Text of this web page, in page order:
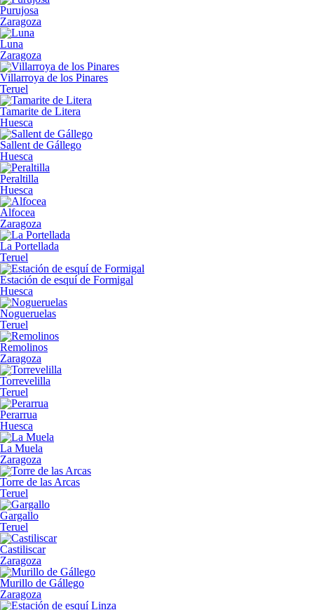
Purujosa
Zaragoza
Luna
Zaragoza
Villarroya de los Pinares
Teruel
Tamarite de Litera
Huesca
Sallent de Gállego
Huesca
Peraltilla
Huesca
Alfocea
Zaragoza
La Portellada
Teruel
Estación de esquí de Formigal
Huesca
Nogueruelas
Teruel
Remolinos
Zaragoza
Torrevelilla
Teruel
Perarrua
Huesca
La Muela
Zaragoza
Torre de las Arcas
Teruel
Gargallo
Teruel
Castiliscar
Zaragoza
Murillo de Gállego
Zaragoza